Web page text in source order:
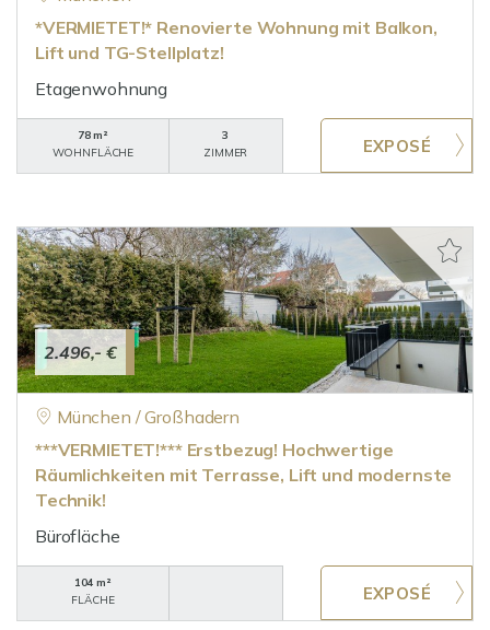
*VERMIETET!* Renovierte Wohnung mit Balkon,
Lift und TG-Stellplatz!
Etagenwohnung
78 m²
WOHNFLÄCHE
3
ZIMMER
2.496,- €
München / Großhadern
***VERMIETET!*** Erstbezug! Hochwertige
Räumlichkeiten mit Terrasse, Lift und modernste
Technik!
Bürofläche
104 m²
FLÄCHE